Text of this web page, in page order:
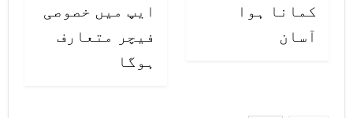
کمانا ہوا
آسان
ایپ میں خصوصی
فیچر متعارف
ہوگا